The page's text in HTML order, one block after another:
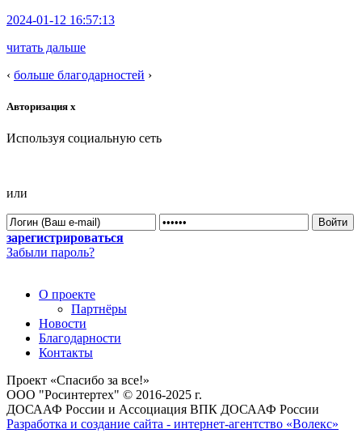
2024-01-12 16:57:13
читать дальше
‹ больше благодарностей ›
Авторизация x
Используя социальную сеть
или
зарегистрироваться
Забыли пароль?
О проекте
Партнёры
Новости
Благодарности
Контакты
Проект «Спасибо за все!»
ООО "Росинтертех" © 2016-2025 г.
ДОСААФ России и Ассоциация ВПК ДОСААФ России
Разработка и создание сайта - интернет-агентство «Волекс»